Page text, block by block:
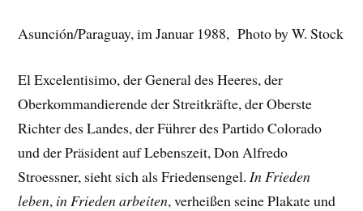
Asunción/Paraguay, im Januar 1988, Photo by W. Stock
El Excelentisimo, der General des Heeres, der
Oberkommandierende der Streitkräfte, der Oberste
Richter des Landes, der Führer des Partido Colorado
und der Präsident auf Lebenszeit, Don Alfredo
Stroessner, sieht sich als Friedensengel.In Frieden
leben, in Frieden arbeiten, verheißen seine Plakate und